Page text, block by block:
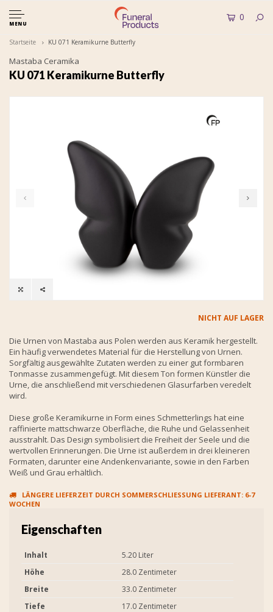
MENU
0
Startseite KU 071 Keramikurne Butterfly
Mastaba Ceramika
KU 071 Keramikurne Butterfly
NICHT AUF LAGER
Die Urnen von Mastaba aus Polen werden aus Keramik hergestellt.
Ein häufig verwendetes Material für die Herstellung von Urnen.
Sorgfältig ausgewählte Zutaten werden zu einer gut formbaren
Tonmasse zusammengefügt. Mit diesem Ton formen Künstler die
Urne, die anschließend mit verschiedenen Glasurfarben veredelt
wird.
Diese große Keramikurne in Form eines Schmetterlings hat eine
raffinierte mattschwarze Oberfläche, die Ruhe und Gelassenheit
ausstrahlt. Das Design symbolisiert die Freiheit der Seele und die
wertvollen Erinnerungen. Die Urne ist außerdem in drei kleineren
Formaten, darunter eine Andenkenvariante, sowie in den Farben
Weiß und Grau erhältlich.
LÄNGERE LIEFERZEIT DURCH SOMMERSCHLIESSUNG LIEFERANT: 6-7 W
OCHEN
Eigenschaften
Inhalt
5.20 Liter
Höhe
28.0 Zentimeter
Breite
33.0 Zentimeter
Tiefe
17.0 Zentimeter